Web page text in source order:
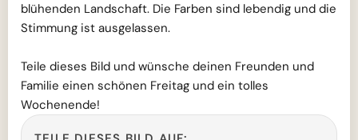
blühenden Landschaft. Die Farben sind lebendig und die
Stimmung ist ausgelassen.
Teile dieses Bild und wünsche deinen Freunden und
Familie einen schönen Freitag und ein tolles
Wochenende!